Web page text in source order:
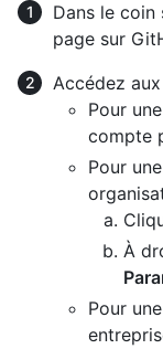
Dans le coin
page sur
Accédez
Pour
compte
Pour
À
Pour